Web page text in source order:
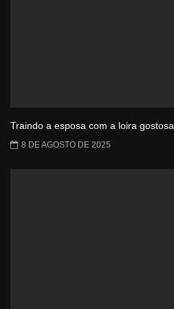
Traindo a esposa com a loira gostosa
8 DE AGOSTO DE 2025